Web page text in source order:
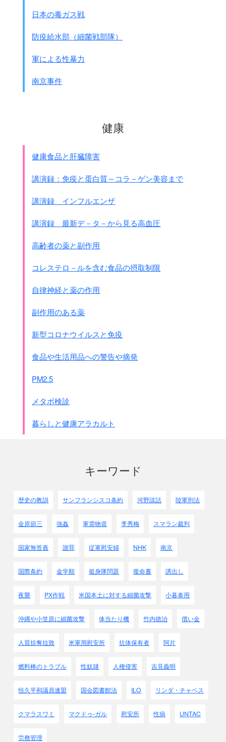
知事は、学校における訓練の利点を考慮するととも
鉄血勤皇隊の防衛召集実施に備えるものとす。
2.鉄血勤皇隊の編成が完了した時点で、
軍が訓練において支援するものは以下の通りである。
球防衛召集第135号｢球部隊防衛召集規則｣ならびに
添付の｢鉄血勤皇隊防衛召集要領｣」に従って、
軍の部隊として鉄血勤皇隊は戦闘ならびにその他の任
編成
しかしながら防衛召集命令が発せられた後は、
学校教職員の中から隊長を指名してもよい。
軍属とす。
すべての学徒(通信教育を受けている者は除く)は
2.各学校での学年(学級)は鉄血勤皇隊の基礎となる。
編成される。
訓練
強力なる日本軍兵士として
訓練は学徒たちのこれまでの学問上の知識を増進し、
的訓練、
特に軍事技能を必要とする訓練を重視す。
日本の毒ガス戦
防疫給水部（細菌戦部隊）
軍による性暴力
南京事件
健康
健康食品と肝臓障害
講演録：免疫と蛋白質～コラ－ゲン美容まで
講演録 インフルエンザ
講演録 最新デ－タ－から見る高血圧
高齢者の薬と副作用
コレステロ－ルを含む食品の摂取制限
自律神経と薬の作用
副作用のある薬
新型コロナウイルスと免疫
食品や生活用品への警告や摘発
PM2.5
メタボ検診
暮らしと健康アラカルト
キーワード
歴史の教訓 サンフランシスコ条約 河野談話 陸軍刑法
金原節三 強姦 軍需物資 李秀梅 スマラン裁判
国家無答責 謝罪 従軍慰安婦 NHK 南京
国際条約 金学順 挺身隊問題 復命書 誘出し
夜襲 PX作戦 米国本土に対する細菌攻撃 小暮泰用
沖縄や小笠原に細菌攻撃 体当たり機 竹内徳治 償い金
人質掠奪拉致 米軍用慰安所 抗体保有者 阿片
燃料棒のトラブル 性奴隷 人権侵害 吉見義明
恒久平和議員連盟 国会図書館法 ILO リンダ・チャベス
クマラスワミ マクドゥ-ガル 慰安所 性病 UNTAC
労務管理